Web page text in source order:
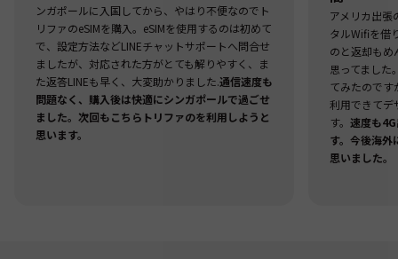
ンガポールに入国してから、やはり不便なのでト
リファのeSIMを購入。eSIMを使用するのは初めて
で、設定方法などLINEチャットサポートへ問合せ
ましたが、対応された方がとても解りやすく、ま
た返答LINEも早く、大変助かりました.通信速度も
問題なく、購入後は快適にシンガポールで過ごせ
ました。次回もこちらトリファのを利用しようと
思います。
アメリカ出張
タルWifiを借
のと返却もめ
思ってまし
てみたのです
利用できてデ
す。 速度も
す。今後海外
思いました。